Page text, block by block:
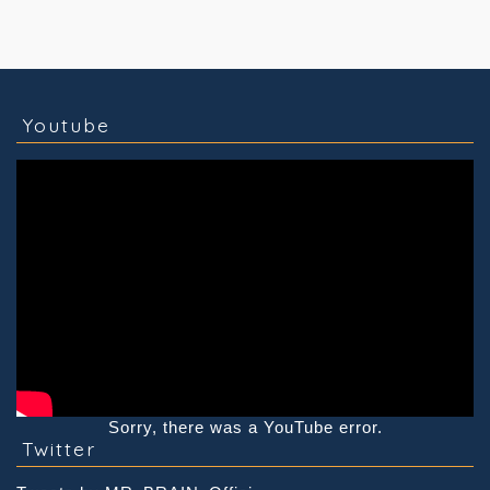
Youtube
Sorry, there was a YouTube error.
Twitter